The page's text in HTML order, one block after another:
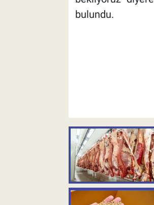
bulundu.